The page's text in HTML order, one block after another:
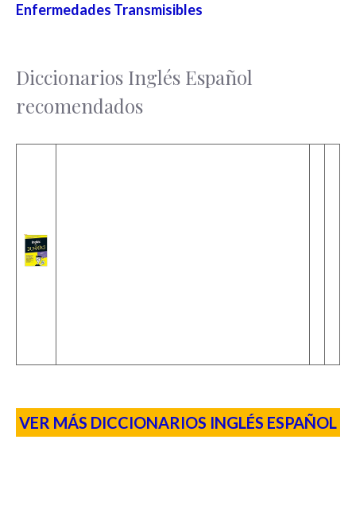
Enfermedades Transmisibles
Diccionarios Inglés Español
recomendados
VER MÁS DICCIONARIOS INGLÉS ESPAÑOL